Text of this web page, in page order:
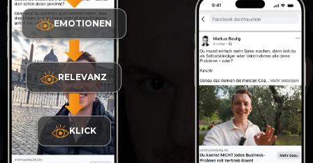
EMOTIONEN
RELEVANZ
KLICK